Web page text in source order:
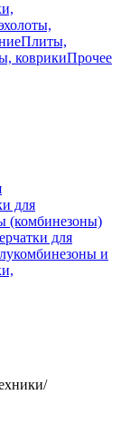
Плиты,
коврикиПрочее
для
(комбинезоны)
для
и
/